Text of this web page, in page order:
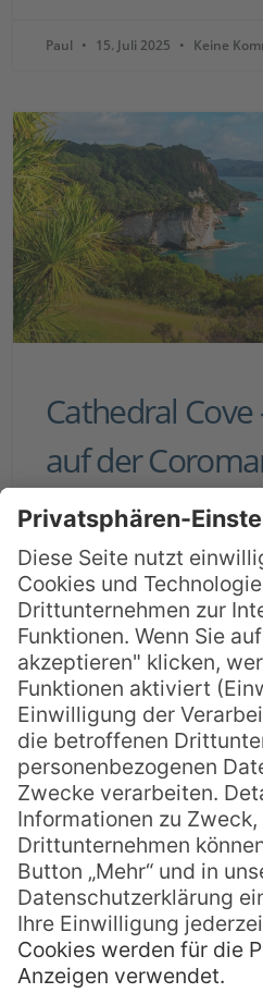
Paul 15. Juli 2025 Keine
Cathedral Cove
auf der
Halbinsel
Es gibt Orte, die einem
nicht wegen ihrer
beeindruckenden
sondern wegen ihrer
zwischen Landschaft,
Cathedral Cove an der
Coromandel-Halbinsel
Ort. Bekannt für ihren
Felsbogen, den
MEHR LESEN »
Paul 4. Juli 2025 Keine